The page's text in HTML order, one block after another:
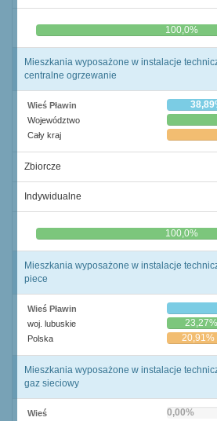
0,0% 100,0%
Mieszkania wyposażone w instalacje
centralne ogrzewanie
Wieś Pławin
Województwo
Cały kraj
Zbiorcze
Indywidualne
0,0% 100,0%
Mieszkania wyposażone w instalacje
piece
Wieś Pławin
woj. lubuskie 23,27%
Polska 20,91%
Mieszkania wyposażone w instalacje
gaz sieciowy
Wieś 0,00%